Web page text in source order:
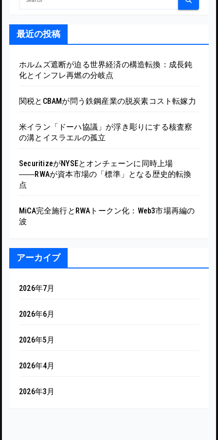
最近の投稿
ホルムズ遮断が迫る世界経済の構造転換：成長鈍
化とインフレ再燃の分岐点
関税とCBAMが問う鉄鋼産業の脱炭素コスト転嫁力
米イラン「ドーハ協議」が浮き彫りにする核査察
の溝とイスラエルの孤立
SecuritizeがNYSEとオンチェーンに同時上場
――RWAが資本市場の「標準」となる歴史的転換
点
MiCA完全施行とRWAトークン化：Web3市場再編の
波
アーカイブ
2026年7月
2026年6月
2026年5月
2026年4月
2026年3月